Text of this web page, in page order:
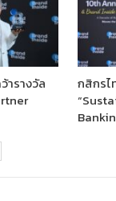
ดความสามารถ ผมใน
ขอขอบคุณทีมงานของ
างมืออาชีพ และขอข
งใจในบลจ.กสิกรไทย
ของเราสู่การเป็น
งทุนเพื่อความยั่งยืนต่อไ
ซึ่งเป็นหนึ่งในเ
ารางวัล
กสิกรไ